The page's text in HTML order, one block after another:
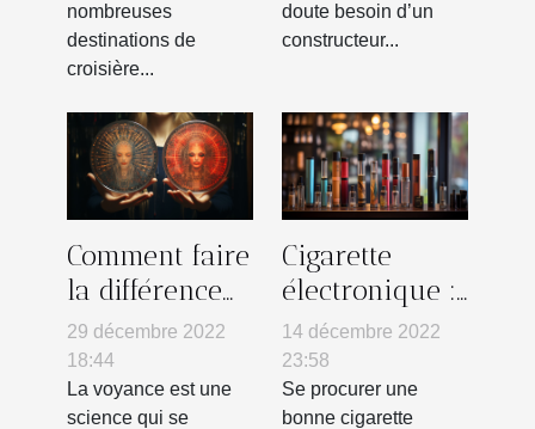
nombreuses
destinations de
croisière...
doute besoin d’un
constructeur...
Comment faire
la différence
entre un faux
et un vrai
voyant ?
29 décembre 2022
18:44
La voyance est une
science qui se
Cigarette
électronique :
où trouver la
meilleure ?
14 décembre 2022
23:58
Se procurer une
bonne cigarette